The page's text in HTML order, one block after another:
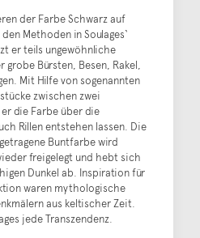
der Farbe Schwarz auf
Methoden in Soulages‘
er teils ungewöhnliche
grobe Bürsten, Besen, Rakel,
Mit Hilfe von sogenannten
zwischen zwei
die Farbe über die
Rillen entstehen lassen. Die
Buntfarbe wird
freigelegt und hebt sich
Dunkel ab. Inspiration für
waren mythologische
aus keltischer Zeit.
jede Transzendenz.